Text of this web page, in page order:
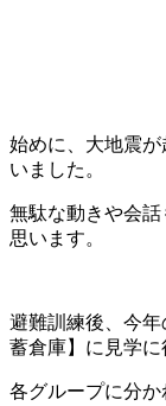
始めに、大地震
いました。
無駄な動きや会
思います。
避難訓練後、今
蓄倉庫】に見学に
各グループに分